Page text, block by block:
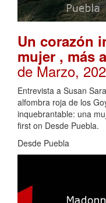
Un corazón
mujer , más
de Marzo,
Entrevista a Susan
alfombra roja de los
inquebrantable: una
first on Desde Puebla.
Desde Puebla